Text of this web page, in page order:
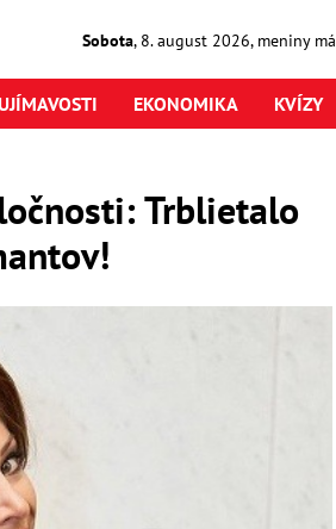
Sobota, 8. august2026, meniny má
EKONOMIKA KVÍZY
Trblietalo